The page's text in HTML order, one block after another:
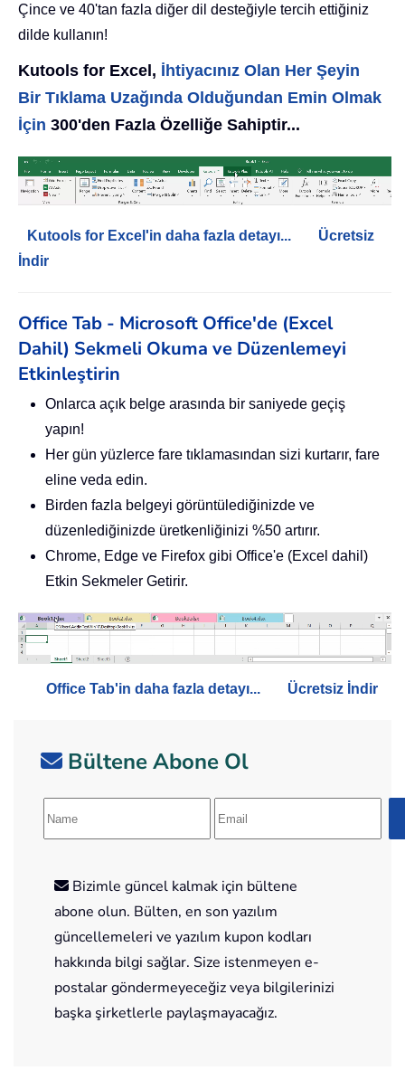
Çince ve 40'tan fazla diğer dil desteğiyle tercih ettiğiniz
dilde kullanın!
Kutools for Excel, İhtiyacınız Olan Her Şeyin
Bir Tıklama Uzağında Olduğundan Emin Olmak
İçin 300'den Fazla Özelliğe Sahiptir...
Kutools for Excel'in daha fazla detayı...
Ücretsiz
İndir
Office Tab - Microsoft Office'de (Excel
Dahil) Sekmeli Okuma ve Düzenlemeyi
Etkinleştirin
Onlarca açık belge arasında bir saniyede geçiş
yapın!
Her gün yüzlerce fare tıklamasından sizi kurtarır, fare
eline veda edin.
Birden fazla belgeyi görüntülediğinizde ve
düzenlediğinizde üretkenliğinizi %50 artırır.
Chrome, Edge ve Firefox gibi Office'e (Excel dahil)
Etkin Sekmeler Getirir.
Office Tab'in daha fazla detayı... Ücretsiz İndir
Bültene Abone Ol
Bizimle güncel kalmak için bültene
abone olun. Bülten, en son yazılım
güncellemeleri ve yazılım kupon kodları
hakkında bilgi sağlar. Size istenmeyen e-
postalar göndermeyeceğiz veya bilgilerinizi
başka şirketlerle paylaşmayacağız.